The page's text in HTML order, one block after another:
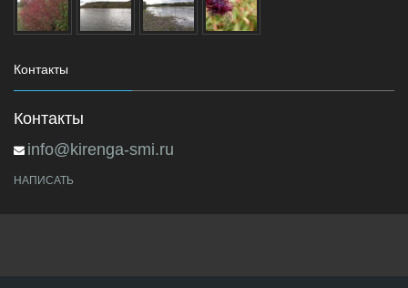
Контакты
Контакты
info@kirenga-smi.ru
НАПИСАТЬ